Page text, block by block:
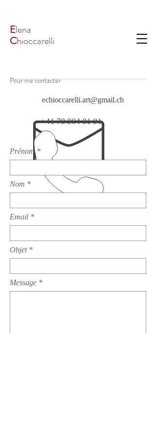
Elena
Chioccarelli
Pour me contacter
echioccarelli.art@gmail.ch
+41 79 904 01 91
Prénom
Nom
Email
Objet
Message